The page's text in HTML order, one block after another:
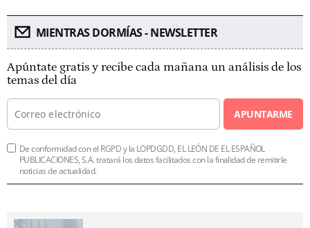
MIENTRAS DORMÍAS - NEWSLETTER
Apúntate gratis y recibe cada mañana un análisis de los
temas del día
APUNTARME
De conformidad con el RGPD y la LOPDGDD, EL LEÓN DE EL ESPAÑOL
PUBLICACIONES, S.A. tratará los datos facilitados con la finalidad de remitirle
noticias de actualidad.